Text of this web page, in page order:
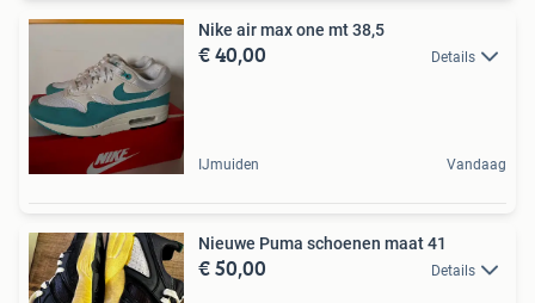
Nike air max one mt 38,5
€ 40,00 Details
IJmuiden Vandaag
Nieuwe Puma schoenen maat 41
€ 50,00 Details